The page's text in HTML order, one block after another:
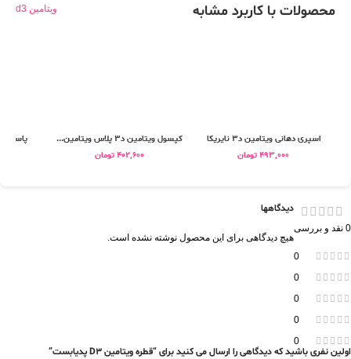
محصولات با کاربرد مشابه ویتامین d3
اسپری دهانی ویتامین د3 نایریکا
493,000 تومان
کپسول ویتامین د3 پلاس ویتامین...
402,600 تومان
پاستیل
0 نقد و بررسی
0
0
0
0
0
دیدگاهها
هیچ دیدگاهی برای این محصول نوشته نشده است.
اولین نفری باشید که دیدگاهی را ارسال می کنید برای “قطره ویتامین D3 پدیابست”